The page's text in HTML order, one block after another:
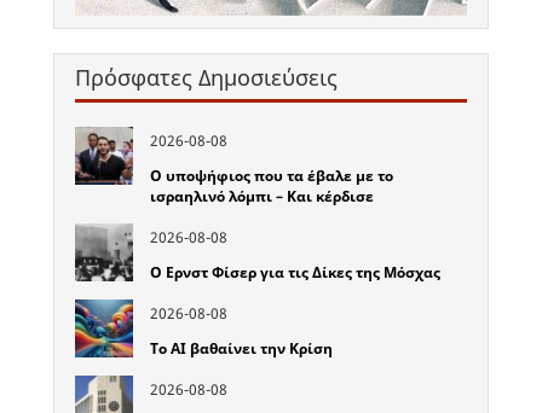
Πρόσφατες Δημοσιεύσεις
2026-08-08
Ο υποψήφιος που τα έβαλε με το
ισραηλινό λόμπι – Και κέρδισε
2026-08-08
Ο Ερνστ Φίσερ για τις Δίκες της Μόσχας
2026-08-08
Το ΑΙ βαθαίνει την Κρίση
2026-08-08